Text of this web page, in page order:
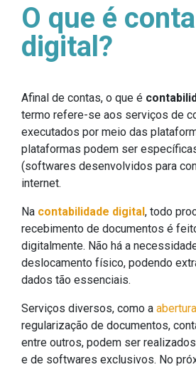
O que é
digital?
Afinal de contas, o que é
termo refere-se aos serviços de
executados por meio das
plataformas podem ser
(softwares desenvolvidos para
internet.
Na contabilidade digital, todo
recebimento de documentos é
digitalmente. Não há a
deslocamento físico, podendo
dados tão essenciais.
Serviços diversos, como a
regularização de documentos,
entre outros, podem ser
e de softwares exclusivos. No